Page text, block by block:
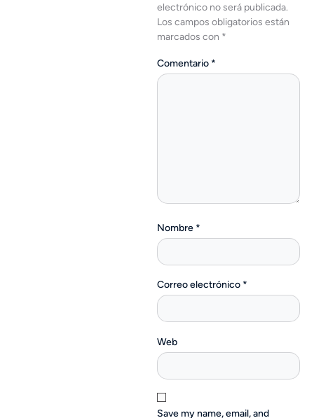
electrónico no será publicada.
Los campos obligatorios están
marcados con *
Comentario *
Nombre *
Correo electrónico *
Web
Save my name, email, and